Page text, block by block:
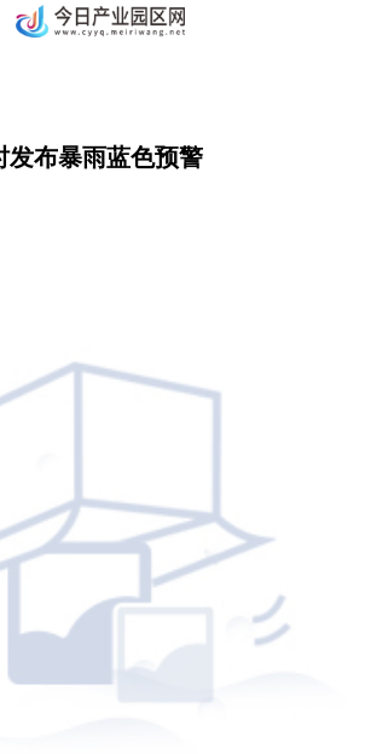
发布暴雨蓝色预警